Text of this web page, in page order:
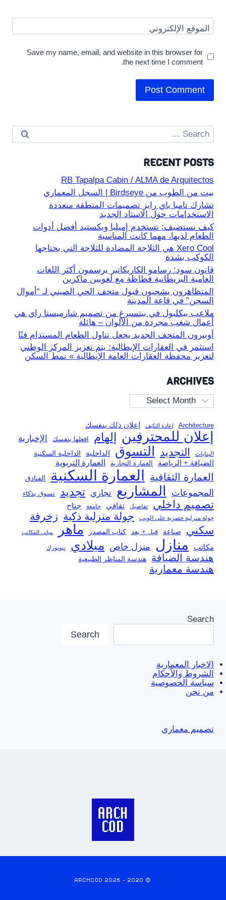
الموقع الإلكتروني
Save my name, email, and website in this browser for
the next time I comment.
Search
for:
RECENT POSTS
RB Tapalpa Cabin / ALMA de Arquitectos
بيت من الطوب من Birdseye | السجل المعماري
تشارك تامبا باي رايز تصميمات المنطقة متعددة
الاستخدامات حول الاستاد الجديد
كيف نستضيف: تستخدم إميليا ويكستيد أفضل أدوات
الطعام لديها، مهما كانت المناسبة
Xero Cool هي الثلاجة المضادة للثلاجة التي يحتاجها
الكوكب بشدة
قانون سود: رسامو الكاريكاتير يرسمون أكثر اللغات
العامية البريطانية فظاظة مع لغويين ماكرين
المتظاهرون يشجبون قبول متحف الحي الصيني لـ “أموال
السجن” في قاعة المدينة
ملاعب بيكلبول في بيتسبرغ من تصميم شارميستا راي هي
أعمال شغب مجردة من الألوان – هائلة
أوبيرون المتحف الجديد يجعل تناول الطعام المستدام فنًا
استثمر في العقارات الإيطالية: يتم تعزيز المركز الوطني
لتعزيز محفظة العقارات العامة الإيطالية » نمط السكن
ARCHIVES
Archives
Architecture إعادة التكيف إعلان ذلك بنفسك
إعلان للمحترفين إلهام افعلها بنفسك الإخبارية
البنايات التجديد التسوق الداخلية الداخلية السكنية
الضيافة + الرياضة العمارة التجارية العمارة التربوية
العمارة الثقافية العمارة السكنية الفنادق
المجموعات المشاريع تجاري تجديد تسوق بذكاء
تصميم داخلي تفاصيل ثقافي جامعة جناح
جولة منزلية حصرية على الويب جولة منزلية ذكية زخرفة
سكني صناعة قبل + بعد كتاب المصدر ماهر مباني المكاتب
مكاتب منازل منزل خاص ميلادي نيويورك
هندسة الضيافة هندسة المناظر الطبيعية
هندسة معمارية
Search
Search
الاخبار المعمارية
الشروط والأحكام
سياسة الخصوصية
من نحن
تصميم معماري
© 2020 - 2026 ARCHCOD